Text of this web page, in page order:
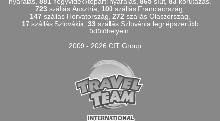
nyaralás, 881 hegyvidéki/tóparti nyaralás, 865 síút, 83 körutazás.
723 szállás Ausztria, 100 szállás Franciaország,
147 szállás Horvátország, 272 szállás Olaszország,
17 szállás Szlovákia, 33 szállás Szlovénia legnépszerűbb
üdülőhelyein.
2009 - 2026 CIT Group